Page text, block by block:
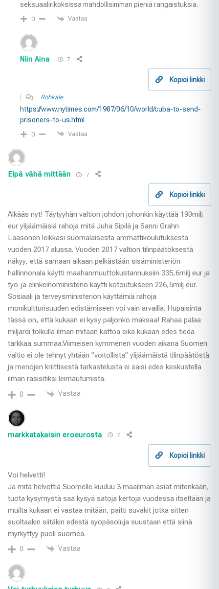
seksuaalirikoksissa mahdollisimman pieniä rangaistuksia.
0 Vastaa
Niin Aina 7
Kopioi linkki
Röhkäle
https://www.nytimes.com/1987/06/10/world/cuba-to-send-
prisoners-to-us.html
0 Vastaa
Eipä vähä mittään 7
Kopioi linkki
Älkääs nyt! Täytyyhän valtion johdon johonkin käyttää 190milj
eur ylijäämäisiä rahoja mitä Juha Sipilä ja Sanni Grahn
Laasonen leikkasi suomalaisesta ammattikoulutuksesta
vuoden 2017 alussa. Vuoden 2017 valtion tilinpäätöksestä
näkyy, että samaan aikaan pelkästään sisäministeriön
hallinnonala käytti maahanmuuttokustannuksiin 335,6milj eur ja
työ-ja elinkeinoministeriö käytti kotoutukseen 226,5milj eur.
Sosiaali ja terveysministeriön käyttämiä rahoja
monikultturisuuden edistämiseen voi vain arvailla. Hupaisinta
tässä on, että kukaan ei kysy paljonko maksaa! Rahaa palaa
miljardi tolkulla ilman mitään kattoa eikä kukaan edes tiedä
tarkkaa summaa.Viimeisen kymmenen vuoden aikana Suomen
valtio ei ole tehnyt yhtään ”voitollista” ylijäämäistä tilinpäätöstä
ja menojen kriittisestä tarkastelusta ei saisi edes keskustella
ilman rasisitiksi leimautumista.
0 Vastaa
markkatakaisin eroeurosta 7
Kopioi linkki
Voi helvetti!
Ja mitä helvettiä Suomelle kuuluu 3 maailman asiat mitenkään,
tuota kysymystä saa kysyä satoja kertoja vuodessa itseltään ja
muilta kukaan ei vastaa mitään, paitti suvakit jotka sitten
suoltaakin siitäkin edestä syöpäsoluja suustaan että siinä
myrkyttyy puoli suomea.
0 Vastaa